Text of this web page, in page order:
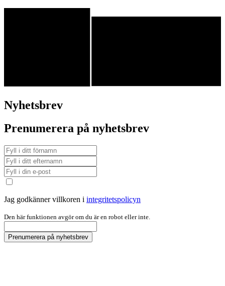
Nyhetsbrev
Prenumerera på nyhetsbrev
Jag godkänner villkoren i integritetspolicyn
Den här funktionen avgör om du är en robot eller inte.